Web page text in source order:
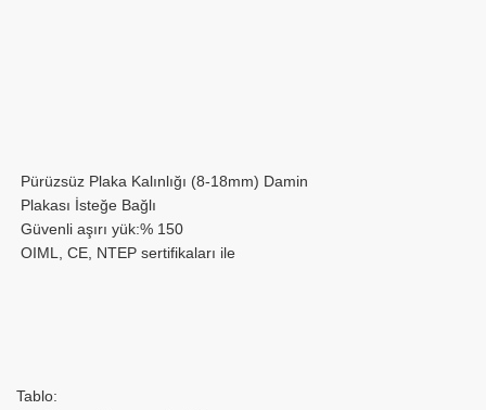
Pürüzsüz Plaka Kalınlığı (8-18mm) Damin
Plakası İsteğe Bağlı
Güvenli aşırı yük:% 150
OIML, CE, NTEP sertifikaları ile
Tablo: